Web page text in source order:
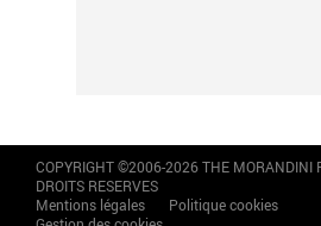
COPYRIGHT ©2006-2026 THE MORANDINI
DROITS RESERVES
Mentions légales
Politique cookies